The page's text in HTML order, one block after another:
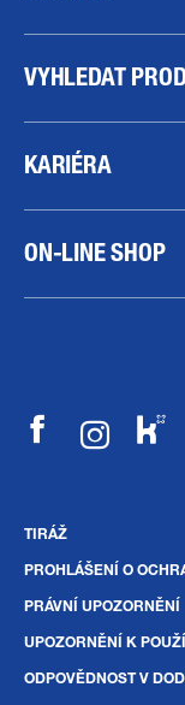
VYHLEDAT
KARIÉRA
ON-LINE SHOP
TIRÁŽ
PROHLÁŠENÍ O
PRÁVNÍ UPOZORNĚNÍ
UPOZORNĚNÍ K
ODPOVĚDNOST V